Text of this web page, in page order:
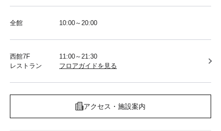
全館 10:00～20:00
西館7F
レストラン
11:00～21:30
フロアガイドを見る
アクセス・施設案内